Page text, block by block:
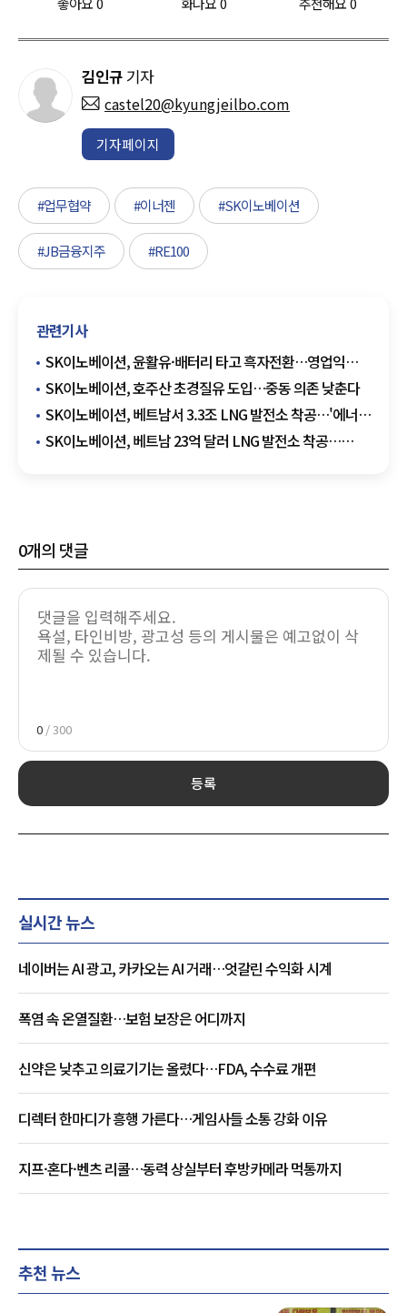
김인규 기자
castel20@kyungjeilbo.com
기자페이지
#업무협약 #이너젠 #SK이노베이션
#JB금융지주 #RE100
관련기사
SK이노베이션, 윤활유·배터리 타고 흑자전환…영업익
3조4873억원
SK이노베이션, 호주산 초경질유 도입…중동 의존 낮춘다
SK이노베이션, 베트남서 3.3조 LNG 발전소 착공…'에너지
+AI 인프라' 함께 수출
SK이노베이션, 베트남 23억 달러 LNG 발전소 착공…
0개의 댓글
0 / 300
등록
실시간 뉴스
네이버는 AI 광고, 카카오는 AI 거래…엇갈린 수익화 시계
폭염 속 온열질환…보험 보장은 어디까지
신약은 낮추고 의료기기는 올렸다…FDA, 수수료 개편
디렉터 한마디가 흥행 가른다…게임사들 소통 강화 이유
지프·혼다·벤츠 리콜…동력 상실부터 후방카메라 먹통까지
추천 뉴스